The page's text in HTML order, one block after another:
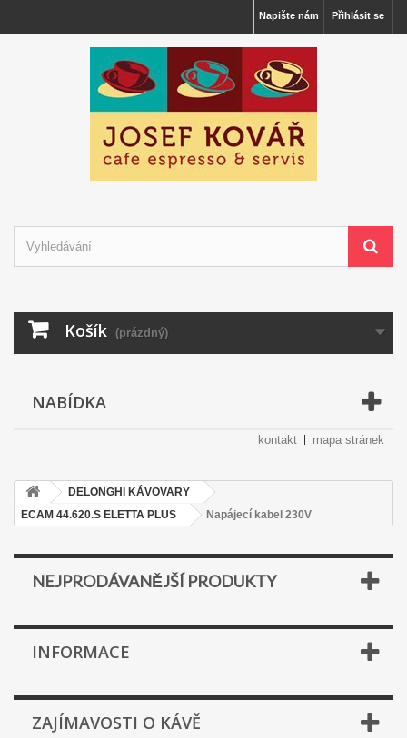
Přihlásit se
Napište nám
Košík (prázdný)
NABÍDKA
kontakt mapa stránek
DELONGHI KÁVOVARY
ECAM 44.620.S ELETTA PLUS
Napájecí kabel 230V
NEJPRODÁVANĚJŠÍ PRODUKTY
INFORMACE
ZAJÍMAVOSTI O KÁVĚ